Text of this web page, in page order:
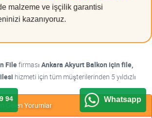
malzeme ve işçilik garantisi
kazanıyoruz.
Filefirması Ankara Akyurt Balkon için file,
hizmeti için tüm müşterilerinden 5 yıldızlı
Gelen Yorumlar
94 Whatsapp